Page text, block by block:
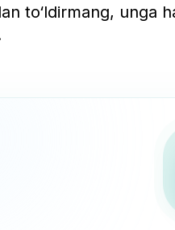
to‘ldirmang, unga